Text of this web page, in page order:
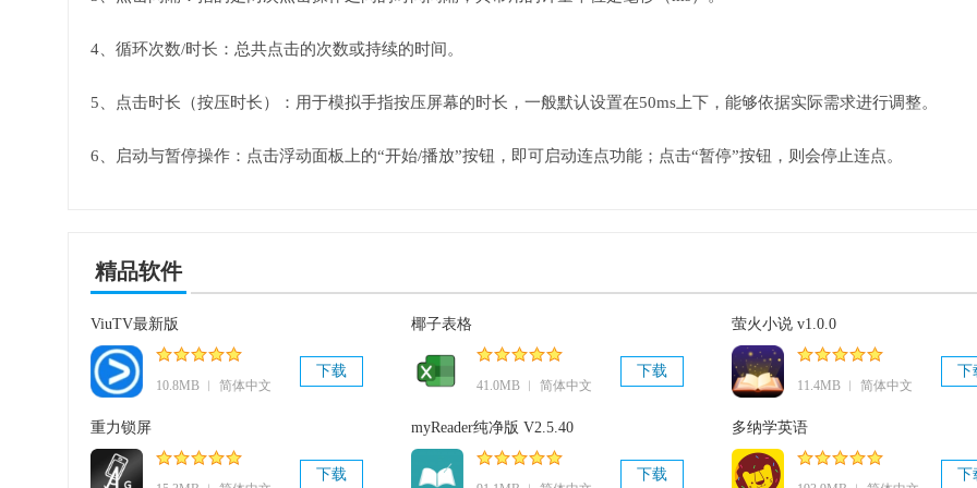
4、循环次数/时长：总共点击的次数或持续的时间。
5、点击时长（按压时长）：用于模拟手指按压屏幕的时长，一般默认设置在50ms上下，能够依据实际需求进行调整。
6、启动与暂停操作：点击浮动面板上的“开始/播放”按钮，即可启动连点功能；点击“暂停”按钮，则会停止连点。
精品软件
ViuTV最新版
10.8MB ︱ 简体中文
下载
椰子表格
41.0MB ︱ 简体中文
下载
萤火小说 v1.0.0
11.4MB ︱ 简体中文
下
重力锁屏
下载
myReader纯净版 V2.5.40
下载
多纳学英语
下